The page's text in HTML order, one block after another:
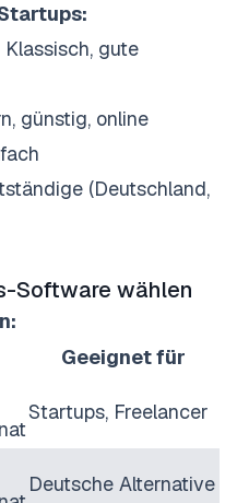
Klassisch, gute
günstig, online
(Deutschland,
Software wählen
Geeignet für
Startups, Freelancer
Deutsche Alternative